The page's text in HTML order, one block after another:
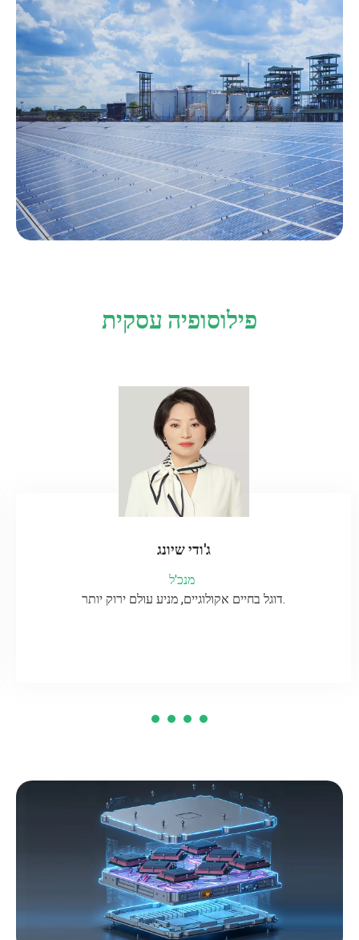
פילוסופיה עסקית
ג'ודי שיונג
דוגל בחיים אקולוגיים, מניע עולם ירוק יותר.